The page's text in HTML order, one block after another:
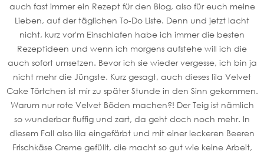
auch fast immer ein Rezept für den Blog, also für euch meine
Lieben, auf der täglichen To-Do Liste. Denn und jetzt lacht
nicht, kurz vor'm Einschlafen habe ich immer die besten
Rezeptideen und wenn ich morgens aufstehe will ich die
auch sofort umsetzen. Bevor ich sie wieder vergesse, ich bin ja
nicht mehr die Jüngste. Kurz gesagt, auch dieses lila Velvet
Cake Törtchen ist mir zu später Stunde in den Sinn gekommen.
Warum nur rote Velvet Böden machen?! Der Teig ist nämlich
so wunderbar fluffig und zart, da geht doch noch mehr. In
diesem Fall also lila eingefärbt und mit einer leckeren Beeren
Frischkäse Creme gefüllt, die macht so gut wie keine Arbeit,